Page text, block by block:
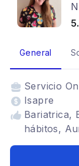
General
Servicio
Isapre
Bariatrica,
hábitos,